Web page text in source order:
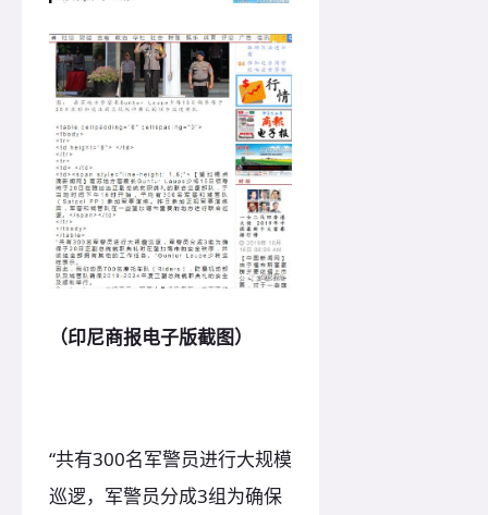
（印尼商报电子版截图）
“共有300名军警员进行大规模
巡逻，军警员分成3组为确保